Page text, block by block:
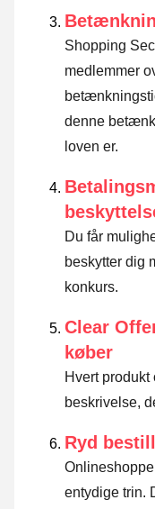
Shopping
medlemmer
denne
loven er.
Du får
beskytter dig
konkurs.
Clear
køber
Hvert
beskrivelse,
Ryd
entydige trin.